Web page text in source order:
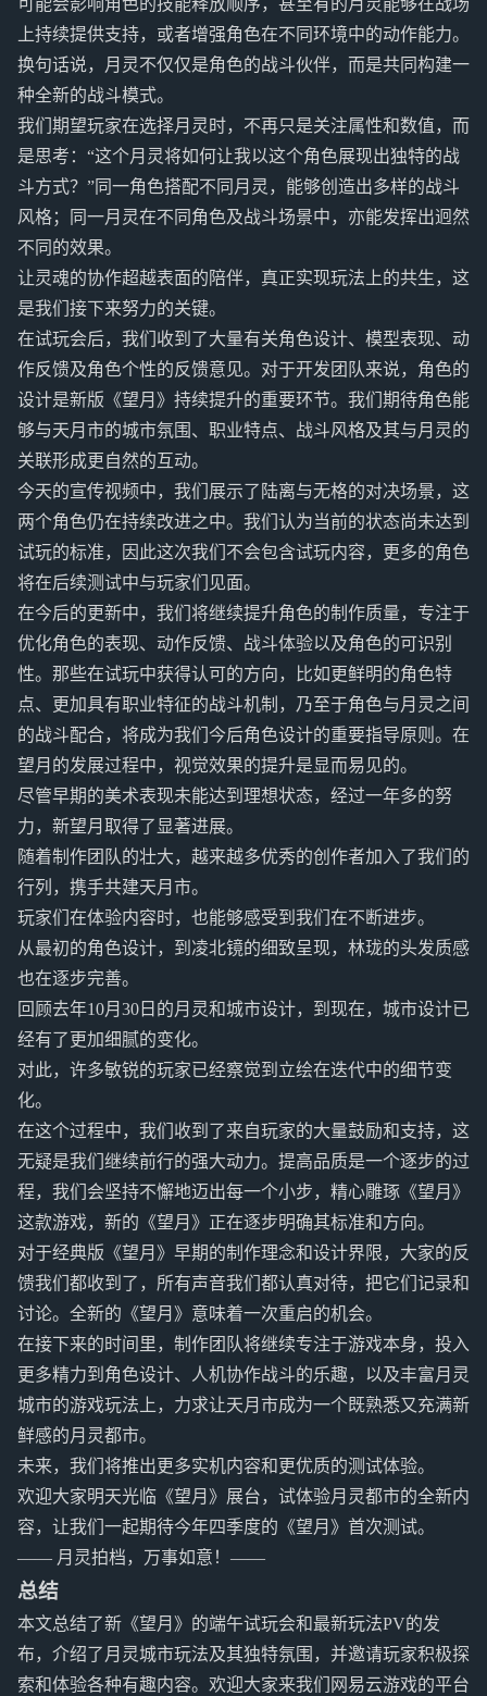
可能会影响角色的技能释放顺序，甚至有的月灵能够在战场
上持续提供支持，或者增强角色在不同环境中的动作能力。
换句话说，月灵不仅仅是角色的战斗伙伴，而是共同构建一
种全新的战斗模式。
我们期望玩家在选择月灵时，不再只是关注属性和数值，而
是思考：“这个月灵将如何让我以这个角色展现出独特的战
斗方式？”同一角色搭配不同月灵，能够创造出多样的战斗
风格；同一月灵在不同角色及战斗场景中，亦能发挥出迥然
不同的效果。
让灵魂的协作超越表面的陪伴，真正实现玩法上的共生，这
是我们接下来努力的关键。
在试玩会后，我们收到了大量有关角色设计、模型表现、动
作反馈及角色个性的反馈意见。对于开发团队来说，角色的
设计是新版《望月》持续提升的重要环节。我们期待角色能
够与天月市的城市氛围、职业特点、战斗风格及其与月灵的
关联形成更自然的互动。
今天的宣传视频中，我们展示了陆离与无格的对决场景，这
两个角色仍在持续改进之中。我们认为当前的状态尚未达到
试玩的标准，因此这次我们不会包含试玩内容，更多的角色
将在后续测试中与玩家们见面。
在今后的更新中，我们将继续提升角色的制作质量，专注于
优化角色的表现、动作反馈、战斗体验以及角色的可识别
性。那些在试玩中获得认可的方向，比如更鲜明的角色特
点、更加具有职业特征的战斗机制，乃至于角色与月灵之间
的战斗配合，将成为我们今后角色设计的重要指导原则。在
望月的发展过程中，视觉效果的提升是显而易见的。
尽管早期的美术表现未能达到理想状态，经过一年多的努
力，新望月取得了显著进展。
随着制作团队的壮大，越来越多优秀的创作者加入了我们的
行列，携手共建天月市。
玩家们在体验内容时，也能够感受到我们在不断进步。
从最初的角色设计，到凌北镜的细致呈现，林珑的头发质感
也在逐步完善。
回顾去年10月30日的月灵和城市设计，到现在，城市设计已
经有了更加细腻的变化。
对此，许多敏锐的玩家已经察觉到立绘在迭代中的细节变
化。
在这个过程中，我们收到了来自玩家的大量鼓励和支持，这
无疑是我们继续前行的强大动力。提高品质是一个逐步的过
程，我们会坚持不懈地迈出每一个小步，精心雕琢《望月》
这款游戏，新的《望月》正在逐步明确其标准和方向。
对于经典版《望月》早期的制作理念和设计界限，大家的反
馈我们都收到了，所有声音我们都认真对待，把它们记录和
讨论。全新的《望月》意味着一次重启的机会。
在接下来的时间里，制作团队将继续专注于游戏本身，投入
更多精力到角色设计、人机协作战斗的乐趣，以及丰富月灵
城市的游戏玩法上，力求让天月市成为一个既熟悉又充满新
鲜感的月灵都市。
未来，我们将推出更多实机内容和更优质的测试体验。
欢迎大家明天光临《望月》展台，试体验月灵都市的全新内
容，让我们一起期待今年四季度的《望月》首次测试。
—— 月灵拍档，万事如意！——
总结
本文总结了新《望月》的端午试玩会和最新玩法PV的发
布，介绍了月灵城市玩法及其独特氛围，并邀请玩家积极探
索和体验各种有趣内容。欢迎大家来我们网易云游戏的平台